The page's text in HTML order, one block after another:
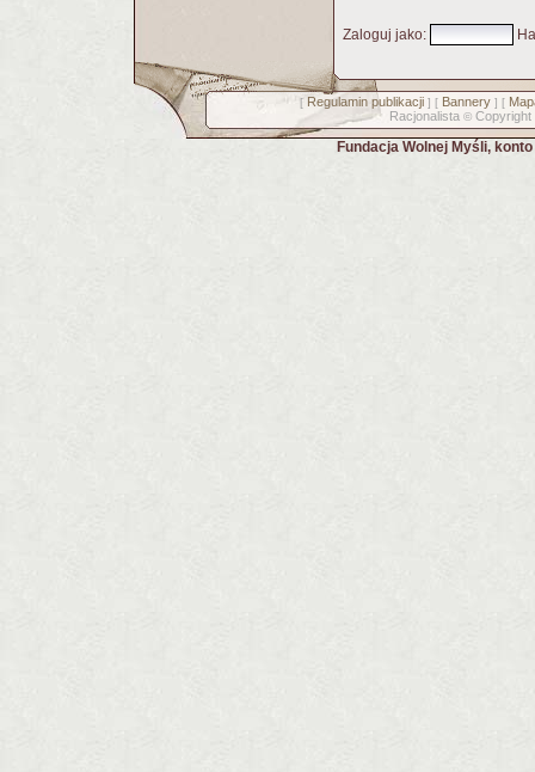
Zaloguj jako:
[ Regulamin publikacji] [ Bannery] [
Racjonalista © Copyright
Fundacja Wolnej Myśli,